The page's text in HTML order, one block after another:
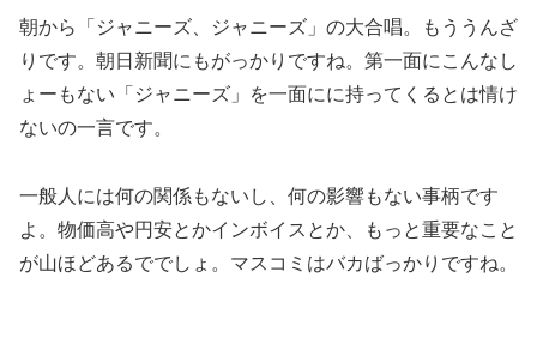
朝から「ジャニーズ、ジャニーズ」の大合唱。もううんざ
りです。朝日新聞にもがっかりですね。第一面にこんなし
ょーもない「ジャニーズ」を一面にに持ってくるとは情け
ないの一言です。
一般人には何の関係もないし、何の影響もない事柄です
よ。物価高や円安とかインボイスとか、もっと重要なこと
が山ほどあるででしょ。マスコミはバカばっかりですね。